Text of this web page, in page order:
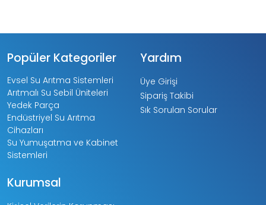
Popüler Kategoriler
Evsel Su Arıtma Sistemleri
Arıtmalı Su Sebil Üniteleri
Yedek Parça
Endüstriyel Su Arıtma
Cihazları
Su Yumuşatma ve Kabinet
Sistemleri
Yardım
Üye Girişi
Sipariş Takibi
Sık Sorulan Sorular
Kurumsal